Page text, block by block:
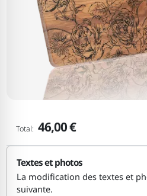
Total: 46,00 €
Textes et photos
La modification des textes et
suivante.